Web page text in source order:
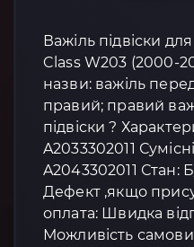
Важіль підвіски
Class W203 (2000-
назви: важіль
правий; правий
підвіски ?
A2033302011
A2043302011 Стан:
Дефект ,якщо
оплата: Швидка
Можливість